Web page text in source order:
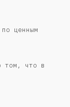
ценным
том, что в